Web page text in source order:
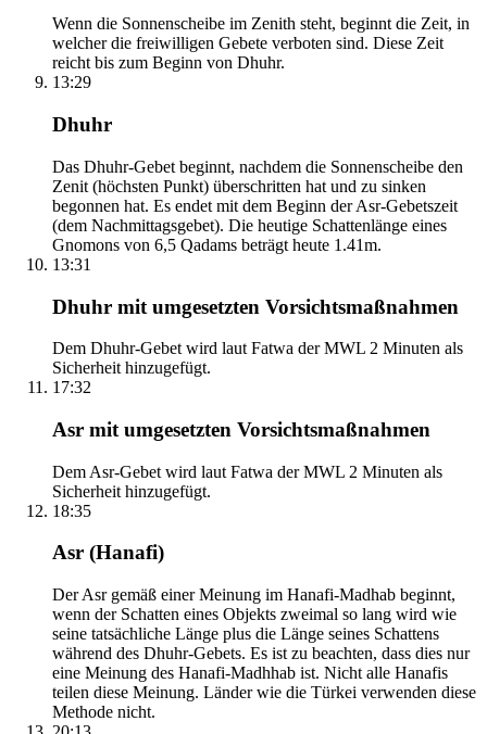
Wenn die Sonnenscheibe im Zenith steht, beginnt die Zeit, in
welcher die freiwilligen Gebete verboten sind. Diese Zeit
reicht bis zum Beginn von Dhuhr.
13:29
Dhuhr
Das Dhuhr-Gebet beginnt, nachdem die Sonnenscheibe den
Zenit (höchsten Punkt) überschritten hat und zu sinken
begonnen hat. Es endet mit dem Beginn der Asr-Gebetszeit
(dem Nachmittagsgebet). Die heutige Schattenlänge eines
Gnomons von 6,5 Qadams beträgt heute 1.41m.
13:31
Dhuhr mit umgesetzten Vorsichtsmaßnahmen
Dem Dhuhr-Gebet wird laut Fatwa der MWL 2 Minuten als
Sicherheit hinzugefügt.
17:32
Asr mit umgesetzten Vorsichtsmaßnahmen
Dem Asr-Gebet wird laut Fatwa der MWL 2 Minuten als
Sicherheit hinzugefügt.
18:35
Asr (Hanafi)
Der Asr gemäß einer Meinung im Hanafi-Madhab beginnt,
wenn der Schatten eines Objekts zweimal so lang wird wie
seine tatsächliche Länge plus die Länge seines Schattens
während des Dhuhr-Gebets. Es ist zu beachten, dass dies nur
eine Meinung des Hanafi-Madhhab ist. Nicht alle Hanafis
teilen diese Meinung. Länder wie die Türkei verwenden diese
Methode nicht.